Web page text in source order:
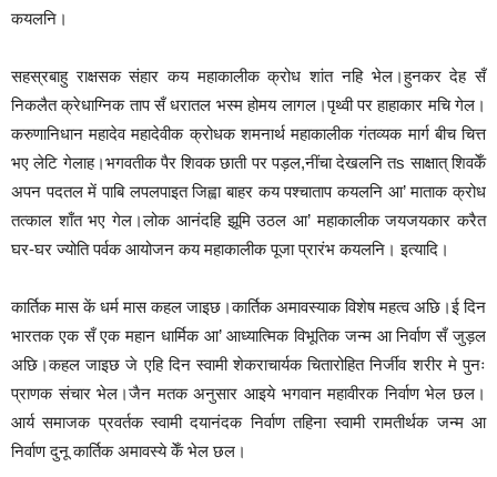
कयलनि।
सहस्रबाहु राक्षसक संहार कय महाकालीक क्रोध शांत नहि भेल।हुनकर देह सँ
निकलैत क्रेधाग्निक ताप सँ धरातल भस्म होमय लागल।पृथ्वी पर हाहाकार मचि गेल।
करुणानिधान महादेव महादेवीक क्रोधक शमनार्थ महाकालीक गंतव्यक मार्ग बीच चित्त
भए लेटि गेलाह।भगवतीक पैर शिवक छाती पर पड़ल,नींचा देखलनि तs साक्षात् शिवकेँ
अपन पदतल में पाबि लपलपाइत जिह्वा बाहर कय पश्चाताप कयलनि आ’ माताक क्रोध
तत्काल शाँत भए गेल।लोक आनंदहि झूमि उठल आ’ महाकालीक जयजयकार करैत
घर-घर ज्योति पर्वक आयोजन कय महाकालीक पूजा प्रारंभ कयलनि। इत्यादि।
कार्तिक मास कें धर्म मास कहल जाइछ।कार्तिक अमावस्याक विशेष महत्व अछि।ई दिन
भारतक एक सँ एक महान धार्मिक आ’ आध्यात्मिक विभूतिक जन्म आ निर्वाण सँ जुड़ल
अछि।कहल जाइछ जे एहि दिन स्वामी शेकराचार्यक चितारोहित निर्जीव शरीर मे पुनः
प्राणक संचार भेल।जैन मतक अनुसार आइये भगवान महावीरक निर्वाण भेल छल।
आर्य समाजक प्रवर्तक स्वामी दयानंदक निर्वाण तहिना स्वामी रामतीर्थक जन्म आ
निर्वाण दुनू कार्तिक अमावस्ये केँ भेल छल।